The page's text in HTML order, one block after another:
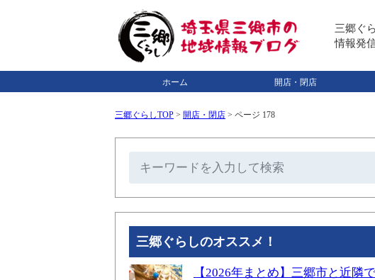
三郷ぐ
情報発
ホーム 開店・閉店
三郷ぐらしTOP > 開店・閉店 > ページ 178
三郷ぐらしのオススメ！
【2026年まとめ】三郷市と近隣